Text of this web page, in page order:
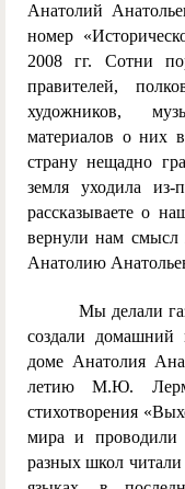
Анатолий
номер
2008 гг. Сотни
правителей,
художников,
материалов о них
страну нещадно
земля уходила
рассказываете о
вернули нам смысл
Анатолию
Мы делали
создали
доме Анатолия
летию М.Ю.
стихотворения
мира и проводили
разных школ